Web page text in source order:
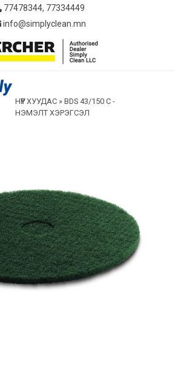
77478344, 77334449
info@simplyclean.mn
НҮҮР ХУУДАС» BDS 43/150 C -
НЭМЭЛТ ХЭРЭГСЭЛ